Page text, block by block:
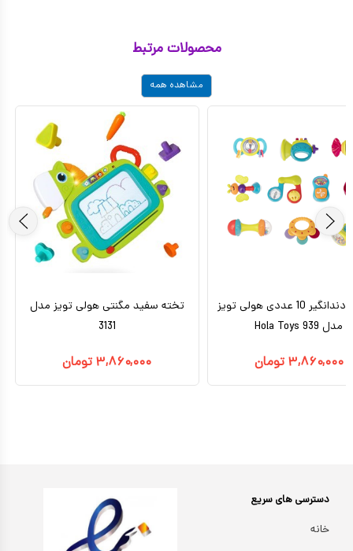
محصولات مرتبط
مشاهده همه
تخته سفید مگنتی هولی تویز مدل
3131
۳,۸۶۰,۰۰۰تومان
جغجغه دندانگیر 10 عددی هولی تویز
مدل 939 Hola Toys
۳,۸۶۰,۰۰۰ تومان
دسترسی های سریع
خانه